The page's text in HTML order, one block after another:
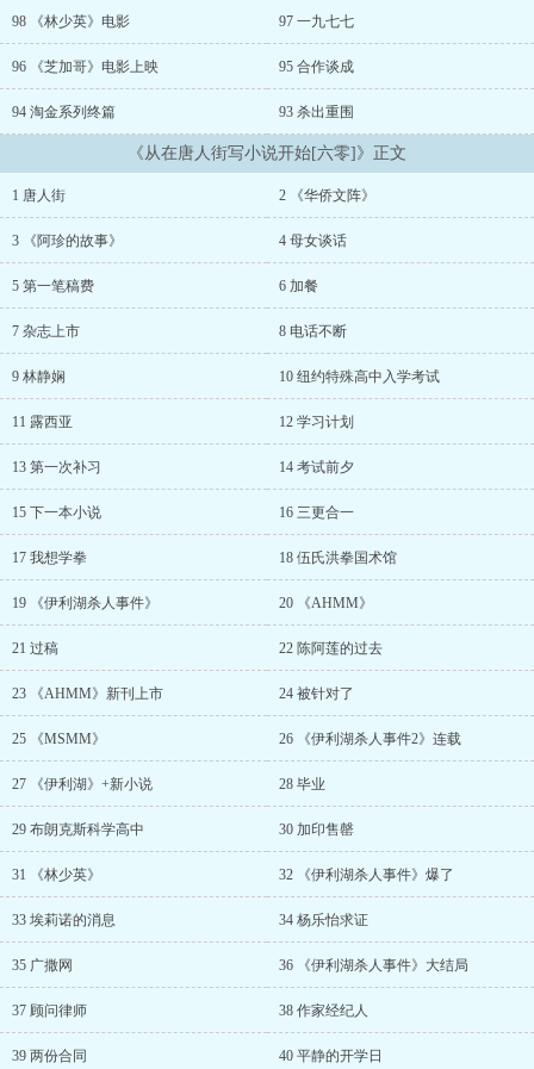
98 《林少英》电影 97 一九七七
96 《芝加哥》电影上映 95 合作谈成
94 淘金系列终篇 93 杀出重围
《从在唐人街写小说开始[六零]》正文
1 唐人街 2 《华侨文阵》
3 《阿珍的故事》 4 母女谈话
5 第一笔稿费 6 加餐
7 杂志上市 8 电话不断
9 林静娴 10 纽约特殊高中入学考试
11 露西亚 12 学习计划
13 第一次补习 14 考试前夕
15 下一本小说 16 三更合一
17 我想学拳 18 伍氏洪拳国术馆
19 《伊利湖杀人事件》 20 《AHMM》
21 过稿 22 陈阿莲的过去
23 《AHMM》新刊上市 24 被针对了
25 《MSMM》 26 《伊利湖杀人事件2》连载
27 《伊利湖》+新小说 28 毕业
29 布朗克斯科学高中 30 加印售罄
31 《林少英》 32 《伊利湖杀人事件》爆了
33 埃莉诺的消息 34 杨乐怡求证
35 广撒网 36 《伊利湖杀人事件》大结局
37 顾问律师 38 作家经纪人
39 两份合同 40 平静的开学日